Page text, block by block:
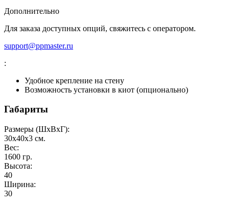
Дополнительно
Для заказа доступных опций, свяжитесь с оператором.
support@ppmaster.ru
:
Удобное крепление на стену
Возможность установки в киот (опционально)
Габариты
Размеры (ШxВxГ):
30x40x3 см.
Вес:
1600 гр.
Высота:
40
Ширина:
30